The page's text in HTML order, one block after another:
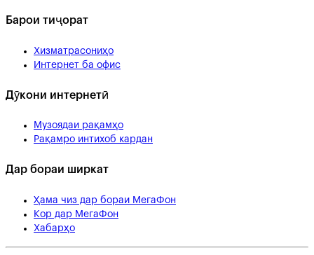
Барои тиҷорат
Хизматрасониҳо
Интернет ба офис
Дӯкони интернетӣ
Музоядаи рақамҳо
Рақамро интихоб кардан
Дар бораи ширкат
Ҳама чиз дар бораи МегаФон
Кор дар МегаФон
Хабарҳо